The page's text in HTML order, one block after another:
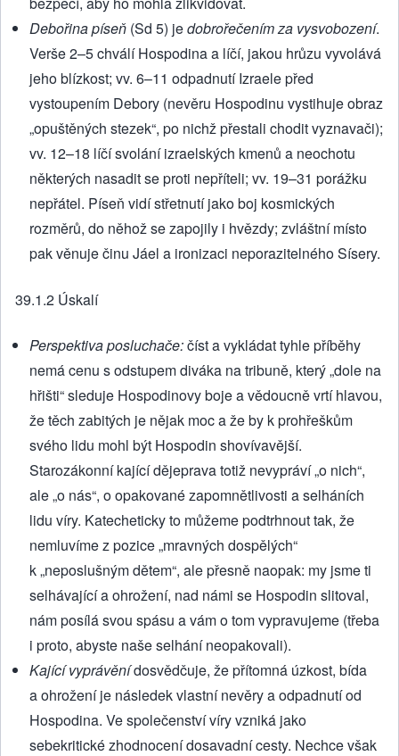
Debořina píseň (Sd 5) jedobrořečením za vysvobození.
Verše 2–5 chválí Hospodina a líčí, jakou hrůzu vyvolává
jeho blízkost; vv. 6–11 odpadnutí Izraele před
vystoupením Debory (nevěru Hospodinu vystihuje obraz
„opuštěných stezek“, po nichž přestali chodit vyznavači);
vv. 12–18 líčí svolání izraelských kmenů a neochotu
některých nasadit se proti nepříteli; vv. 19–31 porážku
nepřátel. Píseň vidí střetnutí jako boj kosmických
rozměrů, do něhož se zapojily i hvězdy; zvláštní místo
pak věnuje činu Jáel a ironizaci neporazitelného Sísery.
39.1.2 Úskalí
Perspektiva posluchače:číst a vykládat tyhle příběhy
nemá cenu s odstupem diváka na tribuně, který „dole na
hřišti“ sleduje Hospodinovy boje a vědoucně vrtí hlavou,
že těch zabitých je nějak moc a že by k prohřeškům
svého lidu mohl být Hospodin shovívavější.
Starozákonní kající dějeprava totiž nevypráví „o nich“,
ale „o nás“, o opakované zapomnětlivosti a selháních
lidu víry. Katecheticky to můžeme podtrhnout tak, že
nemluvíme z pozice „mravných dospělých“
k „neposlušným dětem“, ale přesně naopak: my jsme ti
selhávající a ohrožení, nad námi se Hospodin slitoval,
nám posílá svou spásu a vám o tom vypravujeme (třeba
i proto, abyste naše selhání neopakovali).
Kající vyprávěnídosvědčuje, že přítomná úzkost, bída
a ohrožení je následek vlastní nevěry a odpadnutí od
Hospodina. Ve společenství víry vzniká jako
sebekritické zhodnocení dosavadní cesty. Nechce však